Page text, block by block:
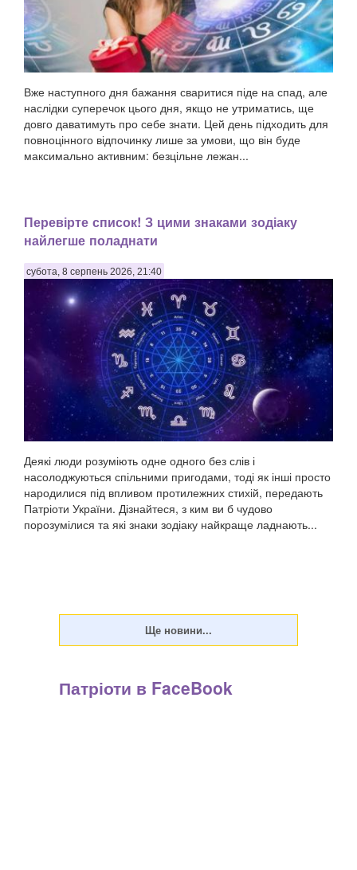
Вже наступного дня бажання сваритися піде на спад, але
наслідки суперечок цього дня, якщо не утриматись, ще
довго даватимуть про себе знати. Цей день підходить для
повноцінного відпочинку лише за умови, що він буде
максимально активним: безцільне лежан...
Перевірте список! З цими знаками зодіаку
найлегше поладнати
субота, 8 серпень 2026, 21:40
Деякі люди розуміють одне одного без слів і
насолоджуються спільними пригодами, тоді як інші просто
народилися під впливом протилежних стихій, передають
Патріоти України. Дізнайтеся, з ким ви б чудово
порозумілися та які знаки зодіаку найкраще ладнають...
Патріоти в FaceBook